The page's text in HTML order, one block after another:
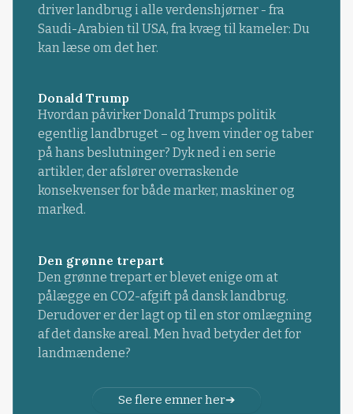
driver landbrug i alle verdenshjørner - fra
Saudi-Arabien til USA, fra kvæg til kameler: Du
kan læse om det her.
Donald Trump
Hvordan påvirker Donald Trumps politik
egentlig landbruget – og hvem vinder og taber
på hans beslutninger? Dyk ned i en serie
artikler, der afslører overraskende
konsekvenser for både marker, maskiner og
marked.
Den grønne trepart
Den grønne trepart er blevet enige om at
pålægge en CO2-afgift på dansk landbrug.
Derudover er der lagt op til en stor omlægning
af det danske areal. Men hvad betyder det for
landmændene?
Se flere emner her